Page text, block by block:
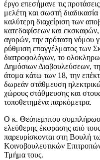
έργο επεσήμανε τις
μελέτη και σωστή διαδικασία
καλύτερη διαχείριση των
κατεδαφίσεων και εκσκαφών,
αγορών, την πρόταση νόμου
ρύθμιση επαγγέλματος των
διατροφολόγων, το
Δημόσιων Διαβουλεύσεων,
άτομα κάτω των 18, την
δωρεάν στάθμευση
χώρους στάθμευσης και
τοποθετημένα παρκόμετρα.
Ο κ. Θεόπεμπτου
ελεύθερης έκφρασης από
παρευρίσκονται στη Βουλή
Κοινοβουλευτικών
Τμήμα τους.